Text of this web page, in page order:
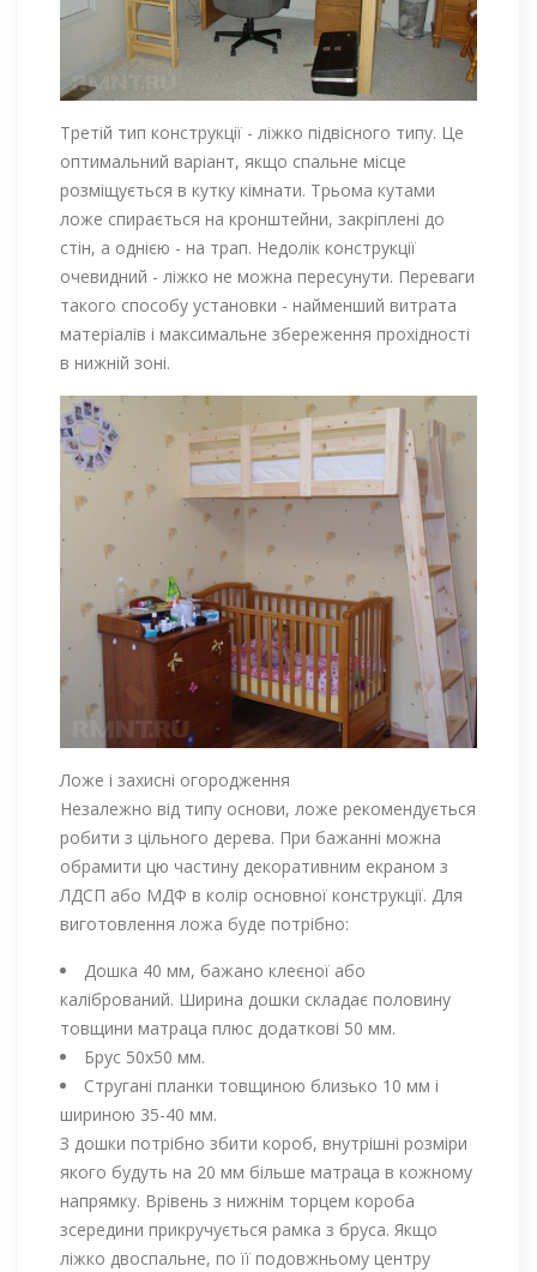
Третій тип конструкції - ліжко підвісного типу. Це
оптимальний варіант, якщо спальне місце
розміщується в кутку кімнати. Трьома кутами
ложе спирається на кронштейни, закріплені до
стін, а однією - на трап. Недолік конструкції
очевидний - ліжко не можна пересунути. Переваги
такого способу установки - найменший витрата
матеріалів і максимальне збереження прохідності
в нижній зоні.
Ложе і захисні огородження
Незалежно від типу основи, ложе рекомендується
робити з цільного дерева. При бажанні можна
обрамити цю частину декоративним екраном з
ЛДСП або МДФ в колір основної конструкції. Для
виготовлення ложа буде потрібно:
Дошка 40 мм, бажано клеєної або
калібрований. Ширина дошки складає половину
товщини матраца плюс додаткові 50 мм.
Брус 50х50 мм.
Стругані планки товщиною близько 10 мм і
шириною 35-40 мм.
З дошки потрібно збити короб, внутрішні розміри
якого будуть на 20 мм більше матраца в кожному
напрямку. Врівень з нижнім торцем короба
зсередини прикручується рамка з бруса. Якщо
ліжко двоспальне, по її подовжньому центру